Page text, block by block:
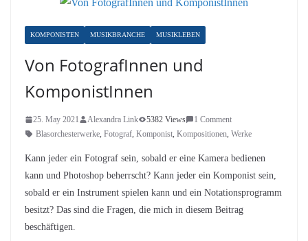
KOMPONISTEN MUSIKBRANCHE MUSIKLEBEN
Von FotografInnen und
KomponistInnen
25. May 2021 Alexandra Link 5382 Views
1 Comment
Blasorchesterwerke, Fotograf, Komponist, Kompositionen, Werke
Kann jeder ein Fotograf sein, sobald er eine Kamera bedienen
kann und Photoshop beherrscht? Kann jeder ein Komponist sein,
sobald er ein Instrument spielen kann und ein Notationsprogramm
besitzt? Das sind die Fragen, die mich in diesem Beitrag
beschäftigen.